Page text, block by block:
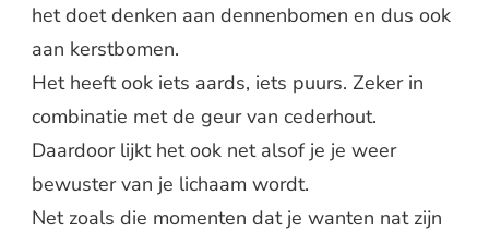
het doet denken aan dennenbomen en dus ook
aan kerstbomen.
Het heeft ook iets aards, iets puurs. Zeker in
combinatie met de geur van cederhout.
Daardoor lijkt het ook net alsof je je weer
bewuster van je lichaam wordt.
Net zoals die momenten dat je wanten nat zijn